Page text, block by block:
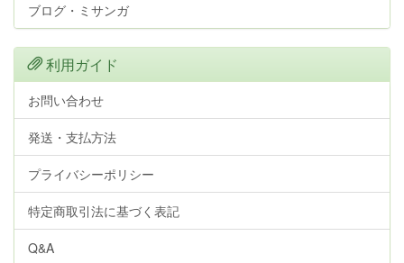
ブログ・ミサンガ
利用ガイド
お問い合わせ
発送・支払方法
プライバシーポリシー
特定商取引法に基づく表記
Q&A